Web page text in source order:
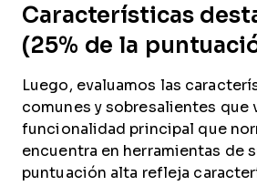
Características
(25% de la
Luego, evaluamos las
comunes y sobresalientes que
funcionalidad principal que
encuentra en herramientas de
puntuación alta refleja